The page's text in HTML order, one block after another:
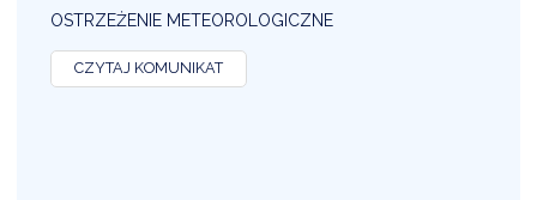
OSTRZEŻENIE METEOROLOGICZNE
CZYTAJ KOMUNIKAT